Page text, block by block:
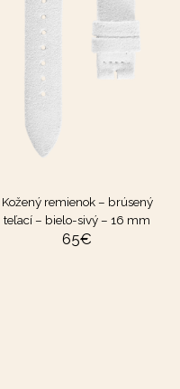
Kožený remienok – brúsený
teľací – bielo-sivý – 16 mm
65€